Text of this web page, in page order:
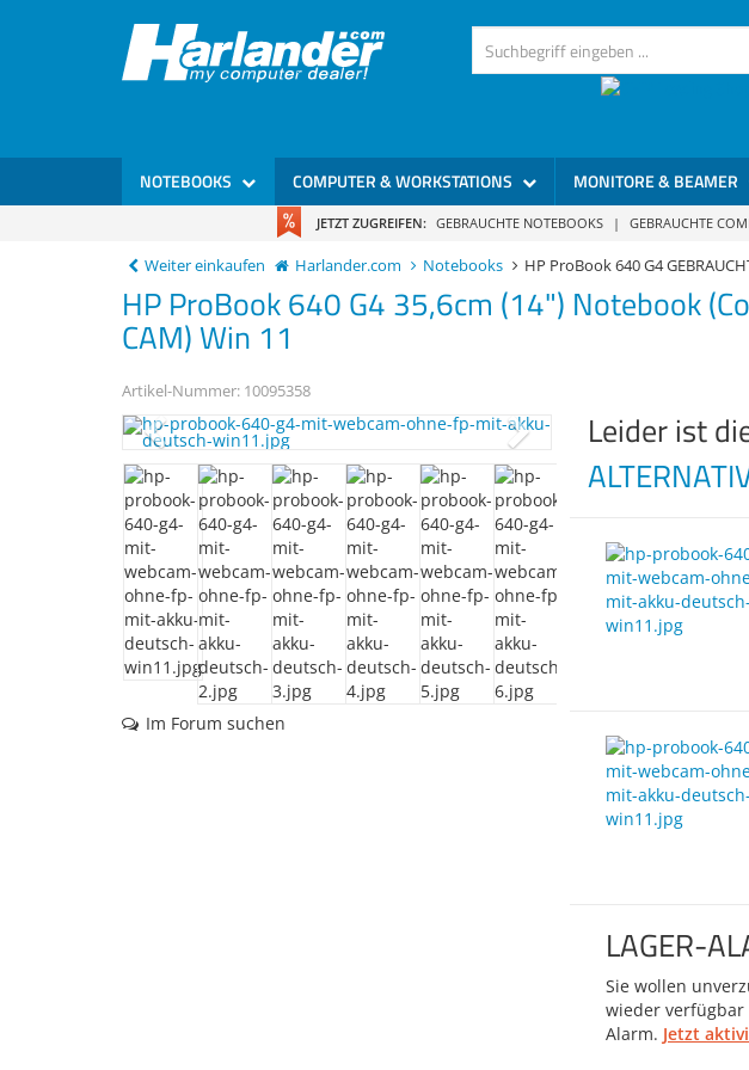
NOTEBOOKS COMPUTER & WORKSTATIONS MONITORE & BEAMER
JETZT ZUGREIFEN: GEBRAUCHTE NOTEBOOKS | GEBRAUCHTE
Weiter einkaufen Harlander.com Notebooks HP ProBook 640 G4
HP ProBook 640 G4 35,6cm (14") Notebook
CAM) Win 11
Artikel-Nummer: 10095358
Im Forum suchen
Leider ist
LAGER-
Sie wollen
wieder verfügbar
Alarm. Jetzt